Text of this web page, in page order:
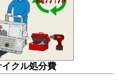
クル処分費